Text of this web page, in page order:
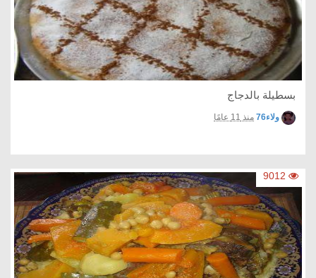
بسطيلة بالدجاج
ولاء76 منذ 11 عامًا
9012